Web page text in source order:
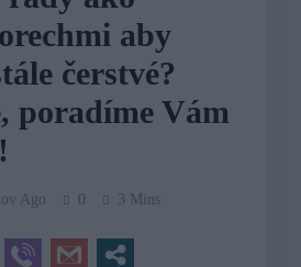
aby
čerstvé?
poradíme Vám
Ago 0 3 Mins